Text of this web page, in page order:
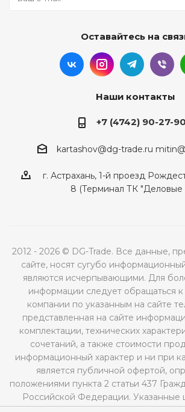
Оставайтесь на
Наши контакты
+7 (4742) 90-27-90
kartashov@dg-trade.ru
г. Астрахань, 1-й проезд
8 (Терминал ТК
2012 - 2026 © DG-Trade. Все данные,
сайте, носят сугубо
являются исчерпывающими. Для
информации следует обращаться
компании по указанным на сайте
представленная на сайте
комплектации, технических
сочетаний, а также стоимости
информационный характер и ни при
является публичной офертой,
положениями пункта 2 статьи 437
Российской Федерации. Указанные